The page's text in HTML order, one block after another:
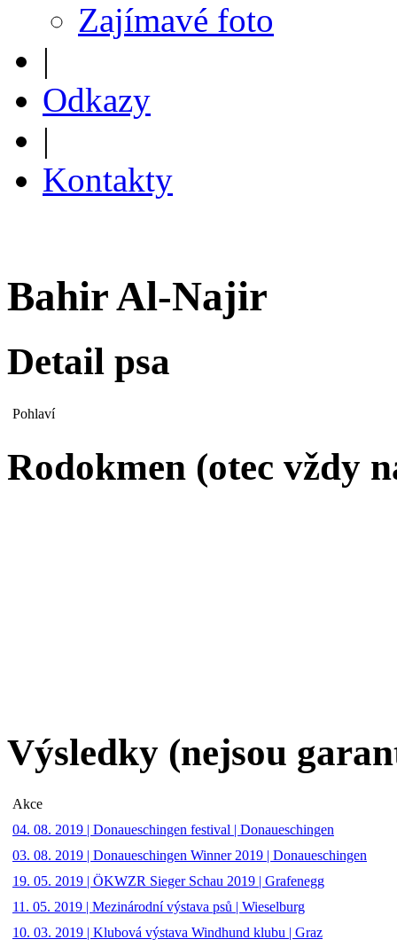
Zajímavé foto
|
Odkazy
|
Kontakty
Bahir Al-Najir
Detail psa
Pohlaví
Rodokmen (otec vždy
Výsledky (nejsou
Akce
04. 08. 2019 | Donaueschingen festival | Donaueschingen
03. 08. 2019 | Donaueschingen Winner 2019 | Donaueschingen
19. 05. 2019 | ÖKWZR Sieger Schau 2019 | Grafenegg
11. 05. 2019 | Mezinárodní výstava psů | Wieselburg
10. 03. 2019 | Klubová výstava Windhund klubu | Graz